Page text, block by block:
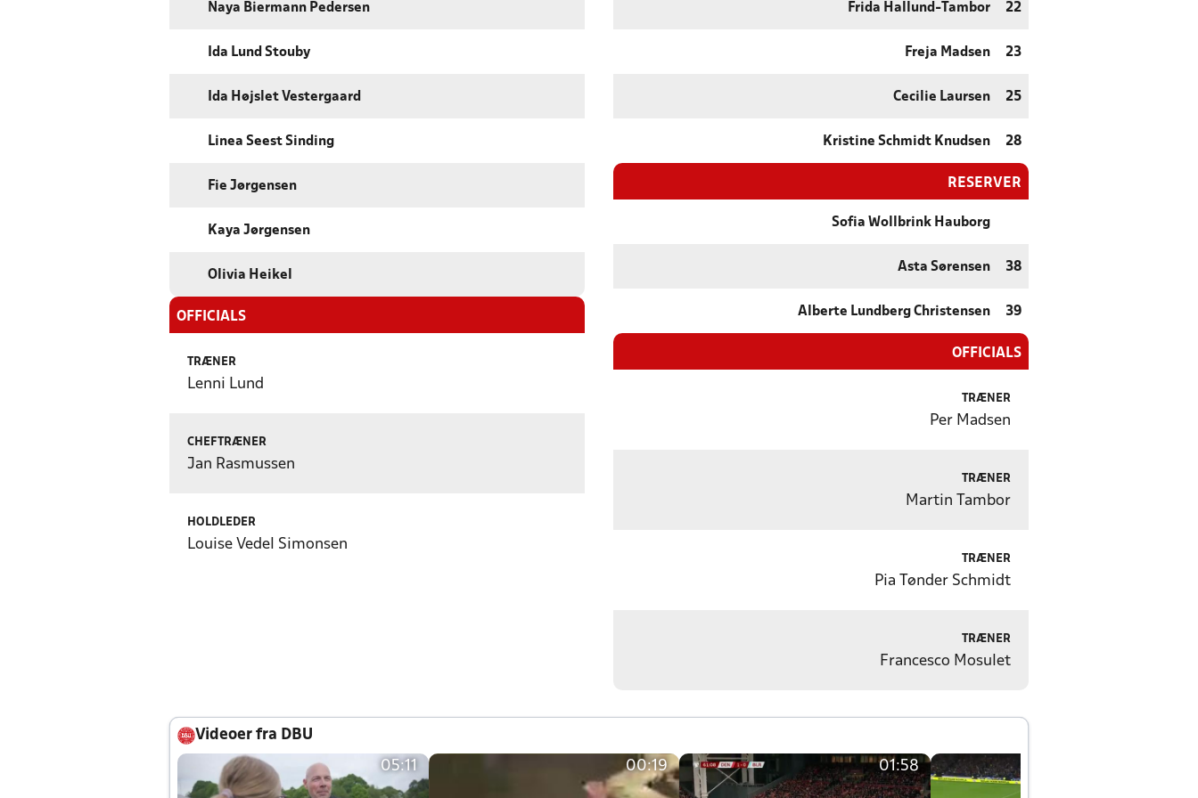
Naya Biermann Pedersen
Ida Lund Stouby
Ida Højslet Vestergaard
Linea Seest Sinding
Fie Jørgensen
Kaya Jørgensen
Olivia Heikel
OFFICIALS
TRÆNER
Lenni Lund
CHEFTRÆNER
Jan Rasmussen
HOLDLEDER
Louise Vedel Simonsen
Frida Hallund-Tambor 22
Freja Madsen 23
Cecilie Laursen 25
Kristine Schmidt Knudsen 28
RESERVER
Sofia Wollbrink Hauborg
Asta Sørensen 38
Alberte Lundberg Christensen 39
OFFICIALS
TRÆNER
Per Madsen
TRÆNER
Martin Tambor
TRÆNER
Pia Tønder Schmidt
TRÆNER
Francesco Mosulet
Videoer fra DBU
05:11 00:19 01:58